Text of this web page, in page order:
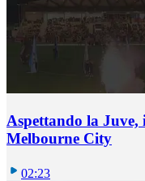
Aspettando la
Melbourne City
02:23